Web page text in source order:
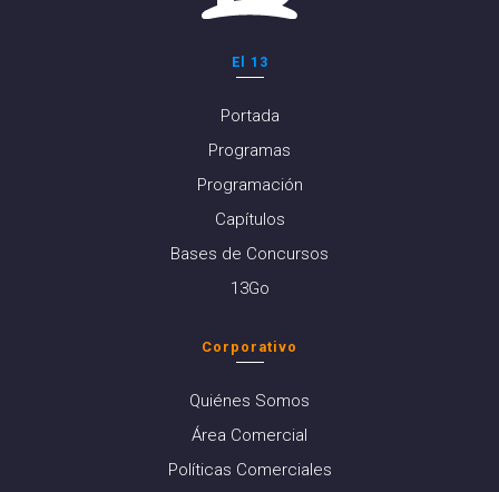
El 13
Portada
Programas
Programación
Capítulos
Bases de Concursos
13Go
Corporativo
Quiénes Somos
Área Comercial
Políticas Comerciales